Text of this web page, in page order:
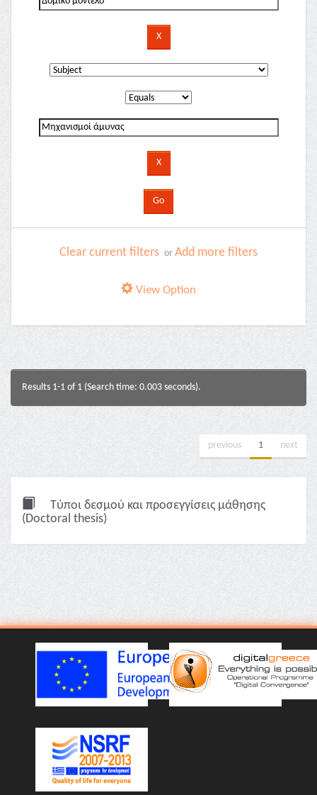
Clear current filters or Add more filters
View Option
Results 1-1 of 1 (Search time: 0.003 seconds).
previous 1 next
Τύποι δεσμού και προσεγγίσεις μάθησης
(Doctoral thesis)